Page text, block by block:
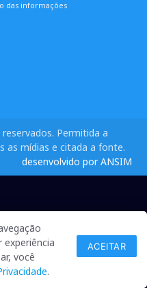
das informações
Permitida a
as mídias e citada a fonte.
desenvolvido por ANSIM
você
.
ACEITAR